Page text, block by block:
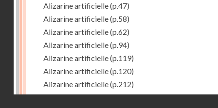
Alizarine artificielle(p.47)
Alizarine artificielle(p.58)
Alizarine artificielle(p.62)
Alizarine artificielle(p.94)
Alizarine artificielle(p.119)
Alizarine artificielle(p.120)
Alizarine artificielle(p.212)
Alizarine artificielle(p.256)